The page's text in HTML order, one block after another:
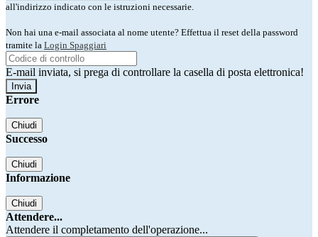
all'indirizzo indicato con le istruzioni necessarie.
Non hai una e-mail associata al nome utente? Effettua il reset della password
tramite la Login Spaggiari
E-mail inviata, si prega di controllare la casella di posta elettronica!
Errore
Chiudi
Successo
Chiudi
Informazione
Chiudi
Attendere...
Attendere il completamento dell'operazione...